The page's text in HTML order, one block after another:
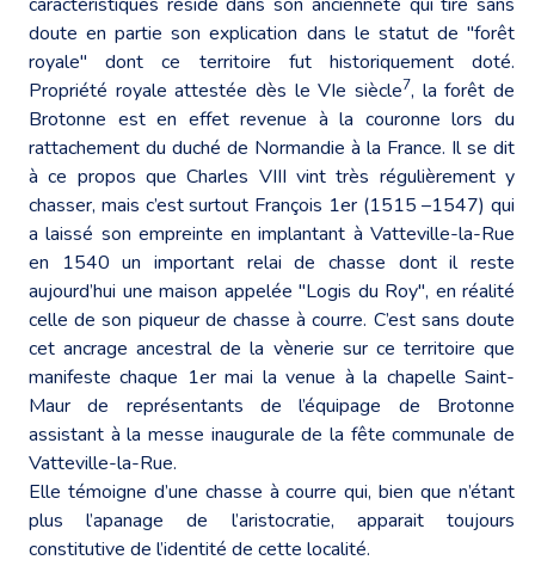
caractéristiques réside dans son ancienneté qui tire sans
doute en partie son explication dans le statut de "forêt
royale" dont ce territoire fut historiquement doté.
Propriété royale attestée dès le VIe siècle7, la forêt de
Brotonne est en effet revenue à la couronne lors du
rattachement du duché de Normandie à la France. Il se dit
à ce propos que Charles VIII vint très régulièrement y
chasser, mais c’est surtout François 1er (1515 –1547) qui
a laissé son empreinte en implantant à Vatteville-la-Rue
en 1540 un important relai de chasse dont il reste
aujourd’hui une maison appelée "Logis du Roy", en réalité
celle de son piqueur de chasse à courre. C’est sans doute
cet ancrage ancestral de la vènerie sur ce territoire que
manifeste chaque 1er mai la venue à la chapelle Saint-
Maur de représentants de l’équipage de Brotonne
assistant à la messe inaugurale de la fête communale de
Vatteville-la-Rue.
Elle témoigne d’une chasse à courre qui, bien que n’étant
plus l’apanage de l’aristocratie, apparait toujours
constitutive de l’identité de cette localité.